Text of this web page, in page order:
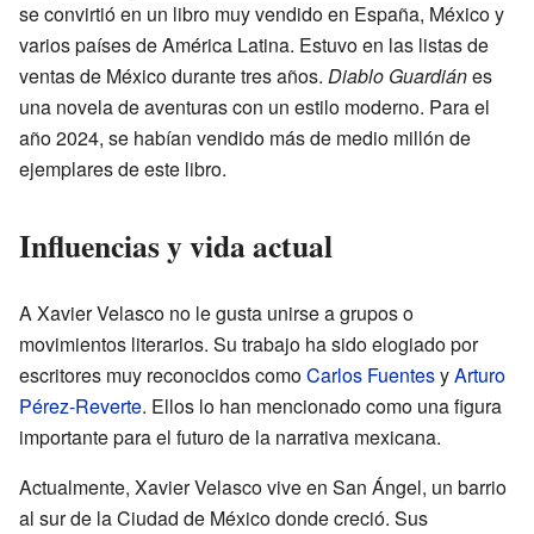
se convirtió en un libro muy vendido en España, México y
varios países de América Latina. Estuvo en las listas de
ventas de México durante tres años. Diablo Guardiánes
una novela de aventuras con un estilo moderno. Para el
año 2024, se habían vendido más de medio millón de
ejemplares de este libro.
Influencias y vida actual
A Xavier Velasco no le gusta unirse a grupos o
movimientos literarios. Su trabajo ha sido elogiado por
escritores muy reconocidos comoCarlos FuentesyArturo
Pérez-Reverte. Ellos lo han mencionado como una figura
importante para el futuro de la narrativa mexicana.
Actualmente, Xavier Velasco vive en San Ángel, un barrio
al sur de la Ciudad de México donde creció. Sus